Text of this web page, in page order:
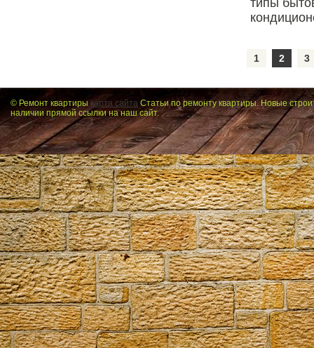
1 2 3
© Ремонт квартирыкарта сайта Статьи по ремонту квартиры. Новые
наличии прямой ссылки на наш сайт.